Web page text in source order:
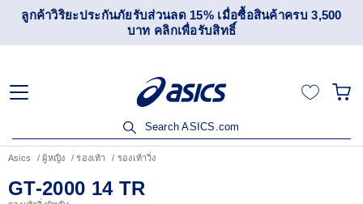
ลูกค้าวิริยะประกันภัยรับส่วนลด 15% เมื่อซื้อสินค้าครบ 3,500
บาท คลิกเพื่อรับสิทธิ์
Search ASICS.com
Asics ผู้หญิง รองเท้า รองเท้าวิ่ง
GT-2000 14 TR